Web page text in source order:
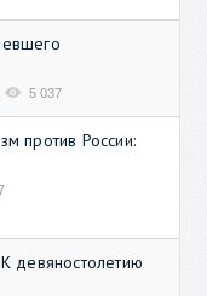
5 037
против России:
девяностолетию